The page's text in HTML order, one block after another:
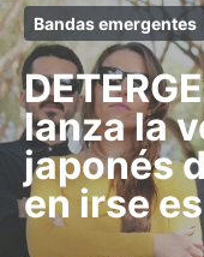
Bandas emergentes
lanza la
japonés
en irse